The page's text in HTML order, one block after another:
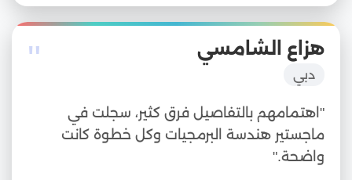
" هزاع الشامسي
دبي
"اهتمامهم بالتفاصيل فرق كثير، سجلت في
ماجستير هندسة البرمجيات وكل خطوة كانت
واضحة."